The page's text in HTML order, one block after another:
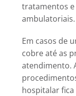
tratamentos
ambulatoriais.
Em casos de
cobre até as
atendimento.
hospitalar